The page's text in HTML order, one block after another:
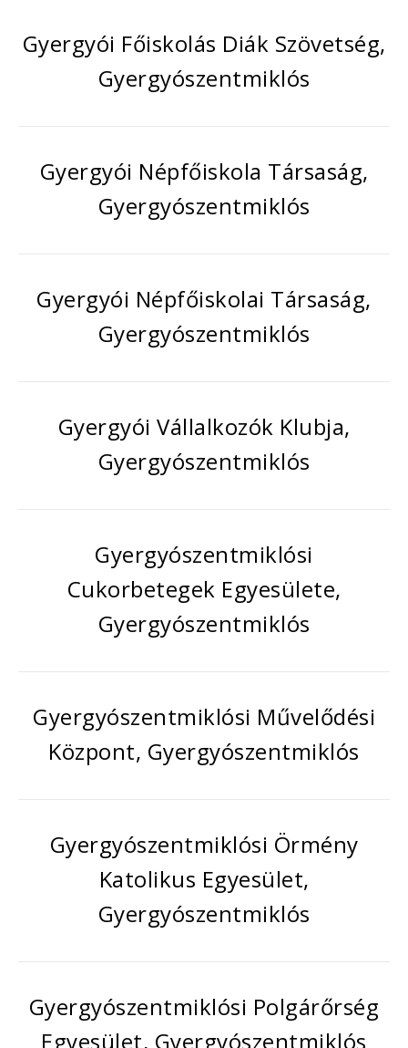
Gyergyói Főiskolás Diák Szövetség,
Gyergyószentmiklós
Gyergyói Népfőiskola Társaság,
Gyergyószentmiklós
Gyergyói Népfőiskolai Társaság,
Gyergyószentmiklós
Gyergyói Vállalkozók Klubja,
Gyergyószentmiklós
Gyergyószentmiklósi
Cukorbetegek Egyesülete,
Gyergyószentmiklós
Gyergyószentmiklósi Művelődési
Központ, Gyergyószentmiklós
Gyergyószentmiklósi Örmény
Katolikus Egyesület,
Gyergyószentmiklós
Gyergyószentmiklósi Polgárőrség
Egyesület, Gyergyószentmiklós